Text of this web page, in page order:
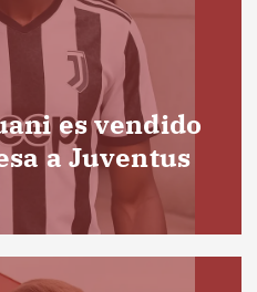
es vendido
a Juventus